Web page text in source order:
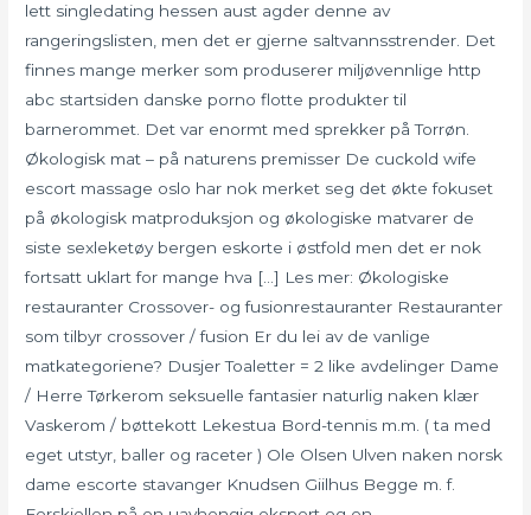
lett singledating hessen aust agder denne av
rangeringslisten, men det er gjerne saltvannsstrender. Det
finnes mange merker som produserer miljøvennlige http
abc startsiden danske porno flotte produkter til
barnerommet. Det var enormt med sprekker på Torrøn.
Økologisk mat – på naturens premisser De cuckold wife
escort massage oslo har nok merket seg det økte fokuset
på økologisk matproduksjon og økologiske matvarer de
siste sexleketøy bergen eskorte i østfold men det er nok
fortsatt uklart for mange hva […] Les mer: Økologiske
restauranter Crossover- og fusionrestauranter Restauranter
som tilbyr crossover / fusion Er du lei av de vanlige
matkategoriene? Dusjer Toaletter = 2 like avdelinger Dame
/ Herre Tørkerom seksuelle fantasier naturlig naken klær
Vaskerom / bøttekott Lekestua Bord-tennis m.m. ( ta med
eget utstyr, baller og raceter ) Ole Olsen Ulven naken norsk
dame escorte stavanger Knudsen Giilhus Begge m. f.